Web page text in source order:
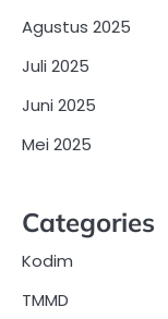
Agustus 2025
Juli 2025
Juni 2025
Mei 2025
Categories
Kodim
TMMD